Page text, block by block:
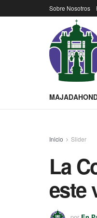
Sobre Nosotros
Inicio Slider
La
este